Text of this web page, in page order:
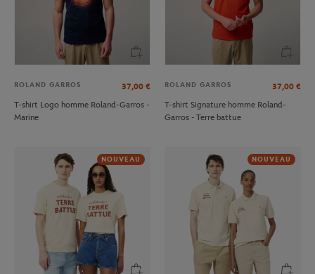
ROLAND GARROS 37,00 €
T-shirt Logo homme Roland-Garros -
Marine
ROLAND GARROS 37,00 €
T-shirt Signature homme Roland-
Garros - Terre battue
NOUVEAU NOUVEAU